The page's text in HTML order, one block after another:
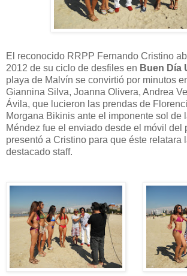
El reconocido RRPP Fernando Cristino
2012 de su ciclo de desfiles en Buen Día
playa de Malvín se convirtió por minutos
Giannina Silva, Joanna Olivera, Andrea
Ávila, que lucieron las prendas de
Morgana Bikinis ante el imponente sol de
Méndez fue el enviado desde el móvil del
presentó a Cristino para que éste relatara
destacado staff.